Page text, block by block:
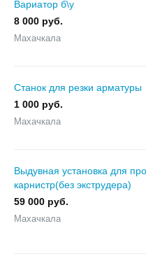
Вариатор б\у
8 000 руб.
Махачкала
Станок для резки арматуры
1 000 руб.
Махачкала
Выдувная установка для
карнистр(без экструдера)
59 000 руб.
Махачкала